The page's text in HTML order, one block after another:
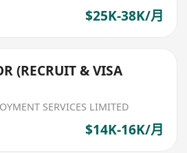
$25K-38K/月
(RECRUIT & VISA
SERVICES LIMITED
$14K-16K/月